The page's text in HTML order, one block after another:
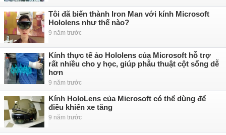
Tôi đã biến thành Iron Man với kính Microsoft
Hololens như thế nào?
9 năm trước
Kính thực tế ảo Hololens của Microsoft hỗ trợ
rất nhiều cho y học, giúp phẫu thuật cột sống dễ
hơn
9 năm trước
Kính HoloLens của Microsoft có thể dùng để
điều khiển xe tăng
9 năm trước